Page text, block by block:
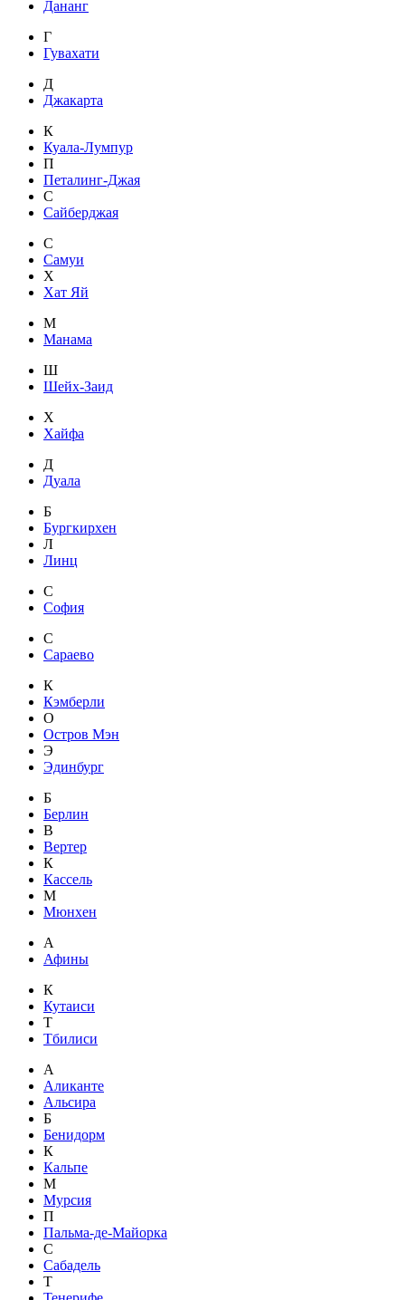
Дананг
Г
Гувахати
Д
Джакарта
К
Куала-Лумпур
П
Петалинг-Джая
С
Сайберджая
С
Самуи
Х
Хат Яй
М
Манама
Ш
Шейх-Заид
Х
Хайфа
Д
Дуала
Б
Бургкирхен
Л
Линц
С
София
С
Сараево
К
Кэмберли
О
Остров Мэн
Э
Эдинбург
Б
Берлин
В
Вертер
К
Кассель
М
Мюнхен
А
Афины
К
Кутаиси
Т
Тбилиси
А
Аликанте
Альсира
Б
Бенидорм
К
Кальпе
М
Мурсия
П
Пальма-де-Майорка
С
Сабадель
Т